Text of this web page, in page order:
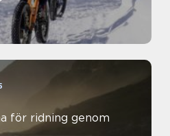
för ridning genom